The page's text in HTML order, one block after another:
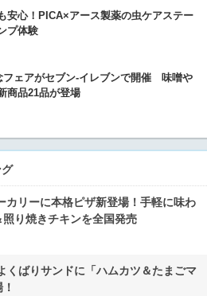
安心！PICA×アース製薬の虫ケアステー
プ体験
フェアがセブン-イレブンで開催 味噌や
商品21品が登場
カリーに本格ピザ新登場！手軽に味わ
照り焼きチキンを全国発売
くばりサンドに「ハムカツ＆たまごマ